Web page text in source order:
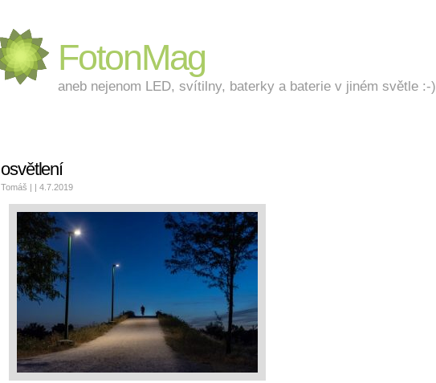
FotonMag
aneb nejenom LED, svítilny, baterky a baterie v jiném světle :-)
osvětlení
Tomáš | | 4.7.2019